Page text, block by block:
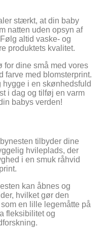
stærkt, at din baby
natten uden opsyn af
altid vaske- og
produktets kvalitet.
for dine små med vores
farve med blomsterprint.
hygge i en skønhedsfuld
i dag og tilføj en varm
babys verden!
tilbyder dine
hvileplads, der
i en smuk råhvid
kan åbnes og
hvilket gør den
en lille legemåtte på
fleksibilitet og